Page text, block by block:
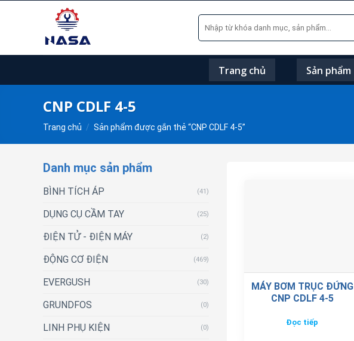
Tìm
kiếm:
Trang chủ Sản phẩm
CNP CDLF 4-5
Trang chủ / Sản phẩm được gắn thẻ “CNP CDLF 4-5”
Danh mục sản phẩm
BÌNH TÍCH ÁP (41)
DỤNG CỤ CẦM TAY (25)
ĐIỆN TỬ - ĐIỆN MÁY (2)
ĐỘNG CƠ ĐIỆN (469)
EVERGUSH (30)
GRUNDFOS (0)
LINH PHỤ KIỆN (0)
MÁY BƠM TRỤC ĐỨNG
CNP CDLF 4-5
Đọc tiếp